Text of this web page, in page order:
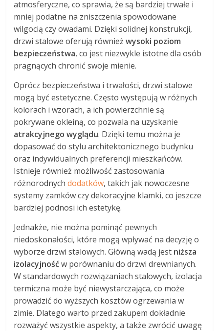
atmosferyczne, co sprawia, że są bardziej trwałe i
mniej podatne na zniszczenia spowodowane
wilgocią czy owadami. Dzięki solidnej konstrukcji,
drzwi stalowe oferują równieżwysoki poziom
bezpieczeństwa, co jest niezwykle istotne dla osób
pragnących chronić swoje mienie.
Oprócz bezpieczeństwa i trwałości, drzwi stalowe
mogą być estetyczne. Często występują w różnych
kolorach i wzorach, a ich powierzchnie są
pokrywane okleiną, co pozwala na uzyskanie
atrakcyjnego wyglądu. Dzięki temu można je
dopasować do stylu architektonicznego budynku
oraz indywidualnych preferencji mieszkańców.
Istnieje również możliwość zastosowania
różnorodnychdodatków, takich jak nowoczesne
systemy zamków czy dekoracyjne klamki, co jeszcze
bardziej podnosi ich estetykę.
Jednakże, nie można pominąć pewnych
niedoskonałości, które mogą wpływać na decyzję o
wyborze drzwi stalowych. Główną wadą jest niższa
izolacyjnośćw porównaniu do drzwi drewnianych.
W standardowych rozwiązaniach stalowych, izolacja
termiczna może być niewystarczająca, co może
prowadzić do wyższych kosztów ogrzewania w
zimie. Dlatego warto przed zakupem dokładnie
rozważyć wszystkie aspekty, a także zwrócić uwagę